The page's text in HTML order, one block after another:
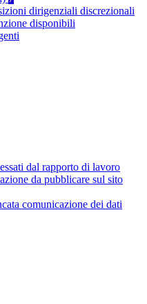
dirigenziali discrezionali
disponibili
dal rapporto di lavoro
da pubblicare sul sito
comunicazione dei dati